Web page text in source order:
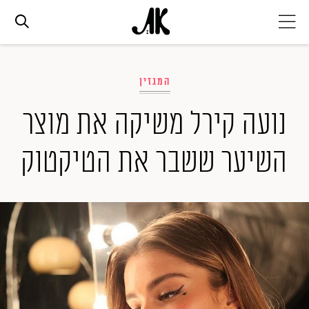
אופנה
ביוטי
סלבס
ערוצים נוספים
המגזין
המגזין
נועה קירל משיקה את מוצר
השיער ששבר את הטיקטוק